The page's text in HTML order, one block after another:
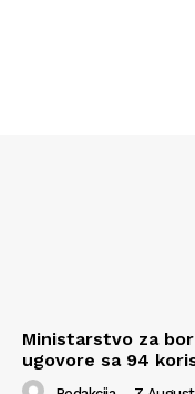
Ministarstvo za
ugovore sa 94